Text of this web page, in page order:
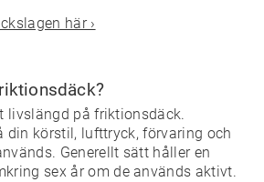
här ›
livslängd på friktionsdäck.
din körstil, lufttryck, förvaring och
Generellt sätt håller en
sex år om de används aktivt.